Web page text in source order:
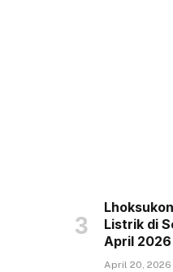
Listrik di
April 2026
April 20, 2026